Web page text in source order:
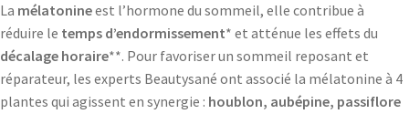
La mélatonineest l’hormone du sommeil, elle contribue à
réduire le temps d’endormissement* et atténue les effets du
décalage horaire**. Pour favoriser un sommeil reposant et
réparateur, les experts Beautysané ont associé la mélatonine à 4
plantes qui agissent en synergie : houblon, aubépine, passiflore